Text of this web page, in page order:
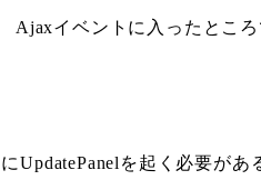
Ajaxイベントに入ったとこ
UpdatePanelを起く必要があ